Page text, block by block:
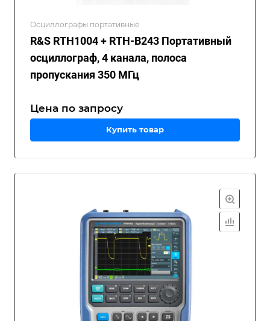
Осциллографы портативные
R&S RTH1004 + RTH-B243 Портативный
осциллограф, 4 канала, полоса
пропускания 350 МГц
Цена по запросу
Купить товар